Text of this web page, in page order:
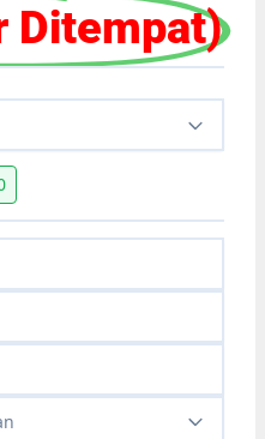
Ditempat)